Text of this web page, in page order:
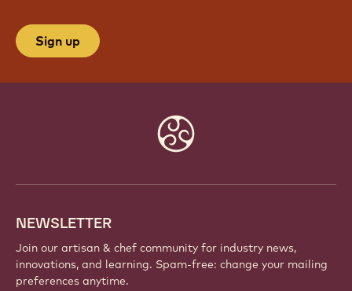
Sign up
NEWSLETTER
Join our artisan & chef community for industry news,
innovations, and learning. Spam-free: change your mailing
preferences anytime.